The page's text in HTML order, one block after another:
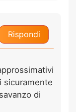
Rispondi
sicuramente
di